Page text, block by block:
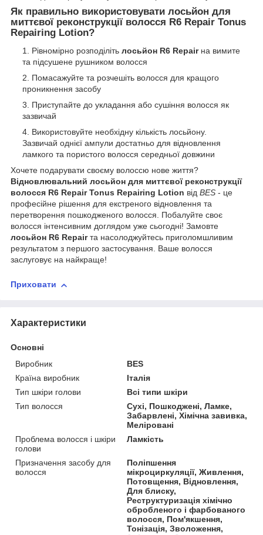
Як правильно використовувати лосьйон для
миттєвої реконструкції волосся R6 Repair Tonus
Repairing Lotion?
Рівномірно розподіліть лосьйон R6 Repairна вимите
та підсушене рушником волосся
Помасажуйте та розчешіть волосся для кращого
проникнення засобу
Приступайте до укладання або сушіння волосся як
зазвичай
Використовуйте необхідну кількість лосьйону.
Зазвичай однієї ампули достатньо для відновлення
ламкого та пористого волосся середньої довжини
Хочете подарувати своєму волоссю нове життя?
Відновлювальний лосьйон для миттєвої реконструкції
волосся R6 Repair Tonus Repairing Lotion від BES - це
професійне рішення для екстреного відновлення та
перетворення пошкодженого волосся. Побалуйте своє
волосся інтенсивним доглядом уже сьогодні! Замовте
лосьйон R6 Repairта насолоджуйтесь приголомшливим
результатом з першого застосування. Ваше волосся
заслуговує на найкраще!
Приховати
Характеристики
Основні
Виробник
BES
Країна виробник
Італія
Тип шкіри голови
Всі типи шкіри
Тип волосся
Сухі, Пошкоджені, Ламке,
Забарвлені, Хімічна завивка,
Меліровані
Проблема волосся і шкіри
голови
Ламкість
Призначення засобу для
волосся
Поліпшення
мікроциркуляції, Живлення,
Потовщення, Відновлення,
Для блиску,
Реструктуризація хімічно
обробленого і фарбованого
волосся, Пом'якшення,
Тонізація, Зволоження,